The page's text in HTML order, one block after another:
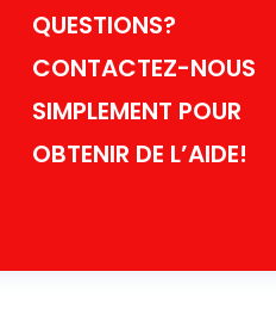
QUESTIONS?
CONTACTEZ-NOUS
SIMPLEMENT POUR
OBTENIR DE L’AIDE!